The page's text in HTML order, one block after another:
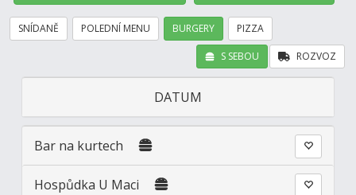
SNÍDANĚ POLEDNÍ MENU BURGERY PIZZA
ROZVOZ
S SEBOU
DATUM
Bar na kurtech
Hospůdka U Maci